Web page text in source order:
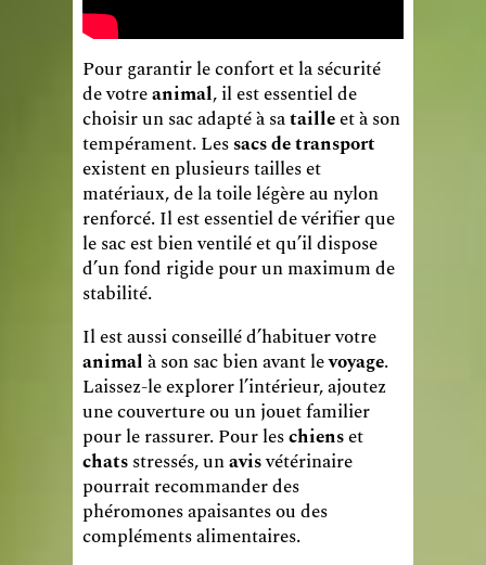
Pour garantir le confort et la sécurité
de votreanimal, il est essentiel de
choisir un sac adapté à satailleet à son
tempérament. Lessacs de transport
existent en plusieurs tailles et
matériaux, de la toile légère au nylon
renforcé. Il est essentiel de vérifier que
le sac est bien ventilé et qu’il dispose
d’un fond rigide pour un maximum de
stabilité.
Il est aussi conseillé d’habituer votre
animalà son sac bien avant levoyage.
Laissez-le explorer l’intérieur, ajoutez
une couverture ou un jouet familier
pour le rassurer. Pour leschienset
chatsstressés, unavisvétérinaire
pourrait recommander des
phéromones apaisantes ou des
compléments alimentaires.